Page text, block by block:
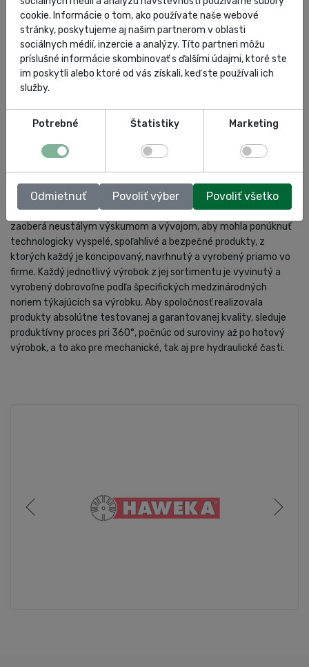
HODNOTENIA
OMCN
predstavuje zákazníkom ako vedúca spoločnosť v oblasti
garážovej techniky, výroby zdvíhacích zariadení pre automobily
a dielenského vybavenia na medzinárodnej úrovni. OMCN sa
zaoberá neustálym výskumom a vývojom, aby mohla ponúknuť
technologicky vyspelé, spoľahlivé a bezpečné produkty, z
ktorých každý je koncipovaný, navrhnutý a vyrobený priamo vo
firme. Každý jednotlivý výrobok z jej sortimentu je vyvinutý a
vyrobený dobrovoľne podľa špecifických medzinárodných
noriem týkajúcich sa výrobku. Aby spoločnosť realizovala
produkty absolútne testovanej a garantovanej kvality, sleduje
produktívny proces pri 360°, počnúc od suroviny až po hotový
výrobok, a to ako pre mechanické, tak aj pre hydraulické časti.
cookie. Informácie o tom, ako používate naše webové
stránky, poskytujeme aj našim partnerom v oblasti
sociálnych médií, inzercie a analýzy. Títo partneri môžu
príslušné informácie skombinovať s ďalšími údajmi, ktoré ste
im poskytli alebo ktoré od vás získali, keď ste používali ich
služby.
Potrebné Štatistiky Marketing
Odmietnuť Povoliť výber Povoliť všetko